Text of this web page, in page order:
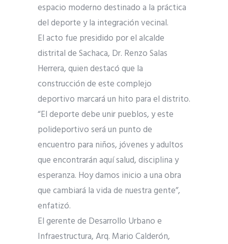
espacio moderno destinado a la práctica
del deporte y la integración vecinal.
El acto fue presidido por el alcalde
distrital de Sachaca, Dr. Renzo Salas
Herrera, quien destacó que la
construcción de este complejo
deportivo marcará un hito para el distrito.
“El deporte debe unir pueblos, y este
polideportivo será un punto de
encuentro para niños, jóvenes y adultos
que encontrarán aquí salud, disciplina y
esperanza. Hoy damos inicio a una obra
que cambiará la vida de nuestra gente”,
enfatizó.
El gerente de Desarrollo Urbano e
Infraestructura, Arq. Mario Calderón,